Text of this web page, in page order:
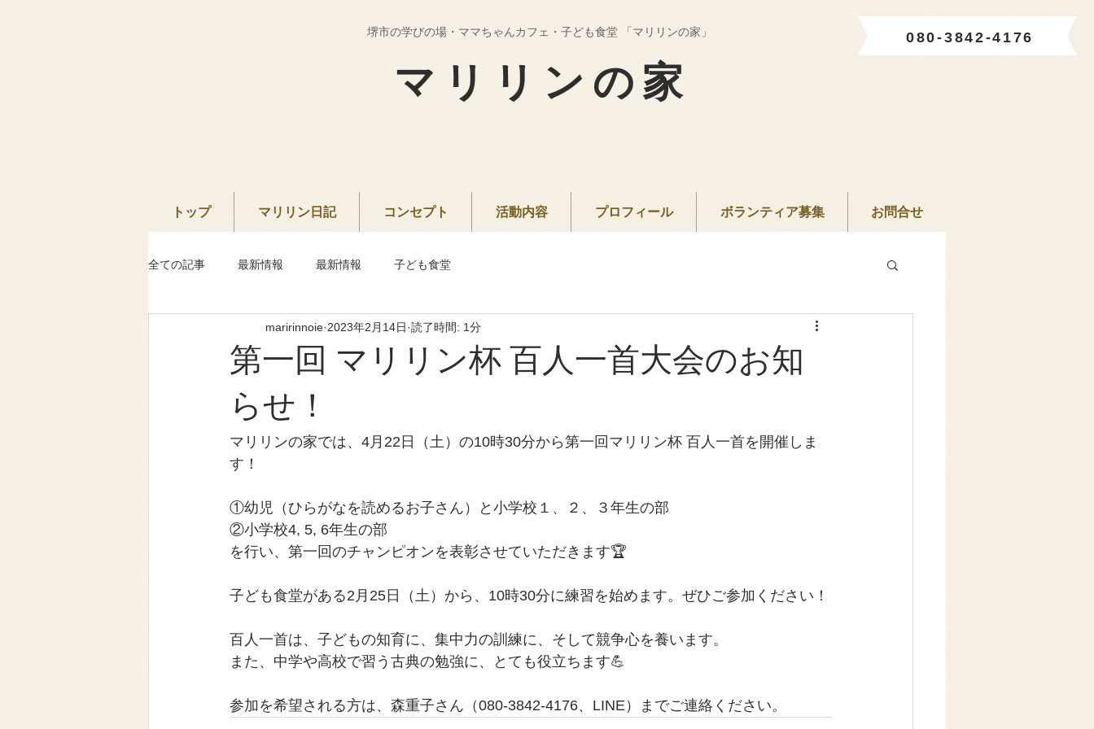
080-3842-4176
堺市の学びの場・ママちゃんカフェ・子ども食堂 「マリリンの家」
マリリンの家
トップ マリリン日記 コンセプト 活動内容 プロフィール ボランティア募集 お問合せ
全ての記事 最新情報 最新情報 子ども食堂
第一回 マリリン杯 百人一首大会のお知
らせ！
maririnnoie 2023年2月14日 読了時間: 1分
マリリンの家では、4月22日（土）の10時30分から第一回マリリン杯 百人一首を開催しま
す！
①幼児（ひらがなを読めるお子さん）と小学校１、２、３年生の部
②小学校4, 5, 6年生の部
を行い、第一回のチャンピオンを表彰させていただきます🏆
子ども食堂がある2月25日（土）から、10時30分に練習を始めます。ぜひご参加ください！
百人一首は、子どもの知育に、集中力の訓練に、そして競争心を養います。
また、中学や高校で習う古典の勉強に、とても役立ちます💪
参加を希望される方は、森重子さん（080-3842-4176、LINE）までご連絡ください。